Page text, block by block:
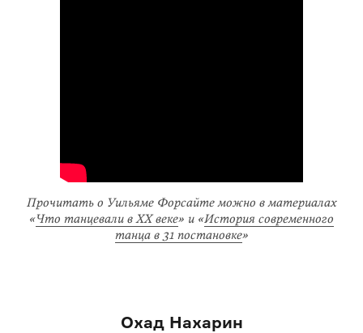
Прочитать о Уильяме Форсайте можно в материалах
«Что танцевали в XX веке» и «История современного
танца в 31 постановке»
Охад Нахарин